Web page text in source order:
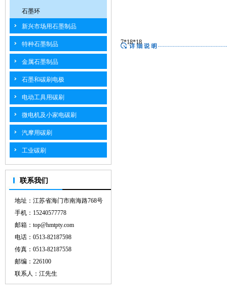
石墨环
新兴市场用石墨制品
特种石墨制品
金属石墨制品
石墨和碳刷电极
电动工具用碳刷
微电机及小家电碳刷
汽摩用碳刷
工业碳刷
联系我们
地址：江苏省海门市南海路768号
手机：15240577778
邮箱：top@hmtpty.com
电话：0513-82187598
传真：0513-82187558
邮编：226100
联系人：江先生
7*18*18